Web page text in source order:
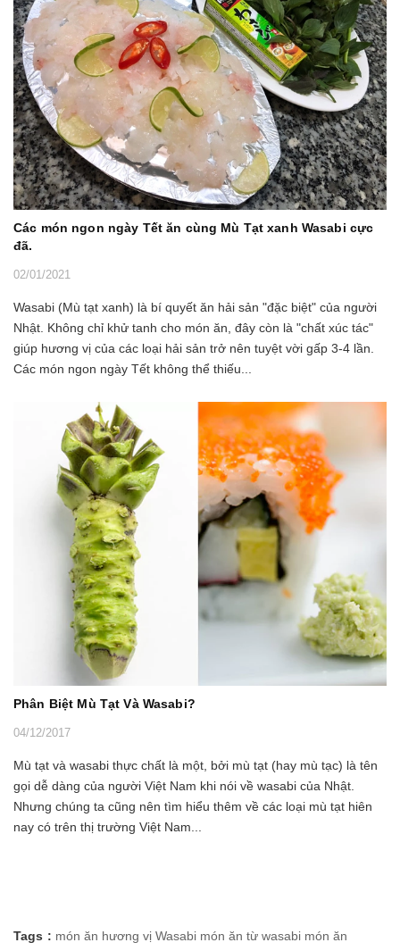
Các món ngon ngày Tết ăn cùng Mù Tạt xanh Wasabi cực
đã.
02/01/2021
Wasabi (Mù tạt xanh) là bí quyết ăn hải sản "đặc biệt" của người
Nhật. Không chỉ khử tanh cho món ăn, đây còn là "chất xúc tác"
giúp hương vị của các loại hải sản trở nên tuyệt vời gấp 3-4 lần.
Các món ngon ngày Tết không thể thiếu...
Phân Biệt Mù Tạt Và Wasabi?
04/12/2017
Mù tạt và wasabi thực chất là một, bởi mù tạt (hay mù tạc) là tên
gọi dễ dàng của người Việt Nam khi nói về wasabi của Nhật.
Nhưng chúng ta cũng nên tìm hiểu thêm về các loại mù tạt hiên
nay có trên thị trường Việt Nam...
Tags : món ăn hương vị Wasabi món ăn từ wasabi món ăn